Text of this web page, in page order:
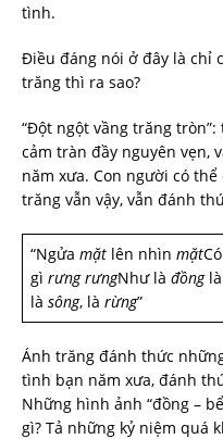
tình.
Điều đáng nói ở đây là chỉ
trăng thì ra sao?
“Đột ngột vầng trăng
cảm tràn đầy nguyên vẹn,
năm xưa. Con người có
trăng vẫn vậy, vẫn đánh
“Ngửa mặt lên nhìn mặt
gì rưng rưngNhư là đồnglà
là sông, là rừng”
Ánh trăng đánh thức
tình bạn năm xưa, đánh
Những hình ảnh “đồng –
gì? Tả những kỷ niệm quá